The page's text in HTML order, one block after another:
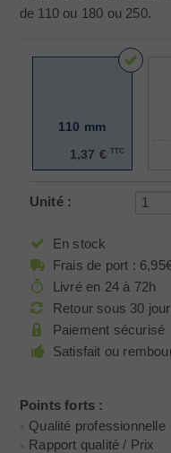
de 110 ou 180 ou 250.
110 mm
1,37 € TTC
Unité : 1
En stock
Frais de port :
Livré en 24 à 72h
Retour sous 30
Paiement sécurisé
Satisfait ou
Points forts :
Qualité professionnelle
Rapport qualité / Prix